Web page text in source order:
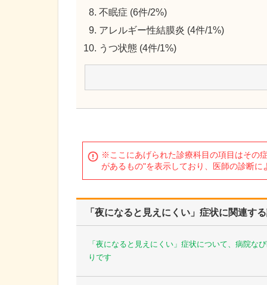
不眠症 (6件/2%)
アレルギー性結膜炎 (4件/1%)
うつ状態 (4件/1%)
※ここにあげられた診療科目の項目はその
があるもの"を表示しており、医師の診断
「夜になると見えにくい」症状に関連す
「夜になると見えにくい」症状について、病院な
りです